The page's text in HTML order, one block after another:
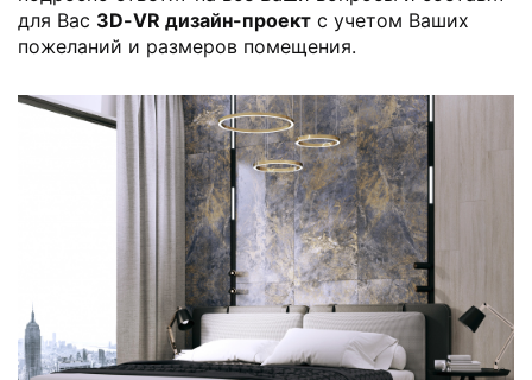
для Вас 3D-VR дизайн-проект с учетом Ваших
пожеланий и размеров помещения.